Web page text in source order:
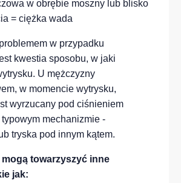
w obrębie moszny lub blisko
= ciężka wada
w przypadku
kwestia sposobu, w jaki
U mężczyzny
w momencie wytrysku,
wyrzucany pod ciśnieniem
mechanizmie -
tryska pod innym kątem.
towarzyszyć inne
jak: